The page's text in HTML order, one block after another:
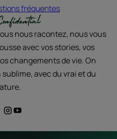
fréquentes
nous racontez, nous vous
avec vos stories, vos
changements de vie. On
avec du vrai et du